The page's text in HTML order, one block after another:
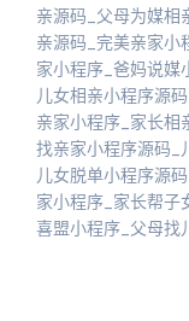
亲源码_父母为媒相
亲源码_完美亲家小
家小程序_爸妈说媒
儿女相亲小程序源
亲家小程序_家长相
找亲家小程序源码_
儿女脱单小程序源
家小程序_家长帮子
喜盟小程序_父母找